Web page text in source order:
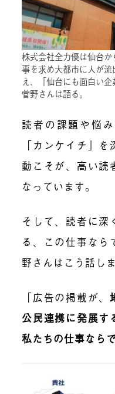
株式会社全力優は仙台
事を求め大都市に人が
え、「仙台にも面白い
菅野さんは語る。
読者の課題や悩
「カンケイチ」
動こそが、高い読
なっています。
そして、読者に深
る、この仕事なら
野さんはこう話しま
「広告の掲載が、
公民連携に発展す
私たちの仕事なら